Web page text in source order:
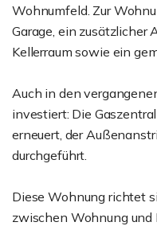
Wohnumfeld. Zur
Garage, ein zusätzlicher
Kellerraum sowie ein
Auch in den
investiert: Die
erneuert, der
durchgeführt.
Diese Wohnung richtet
zwischen Wohnung und